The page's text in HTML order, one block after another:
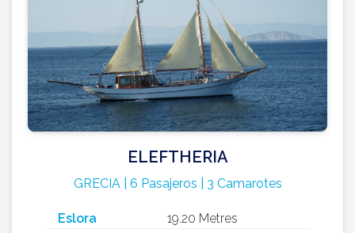
ELEFTHERIA
GRECIA | 6 Pasajeros | 3 Camarotes
Eslora
19.20 Metres